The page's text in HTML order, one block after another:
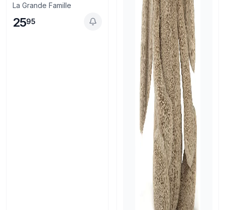
La Grande Famille
2595